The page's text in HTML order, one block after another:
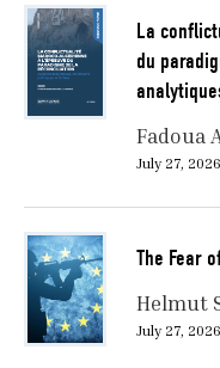
La
du
Fadoua
July 27, 2026
The Fear
Helmut
July 27, 2026